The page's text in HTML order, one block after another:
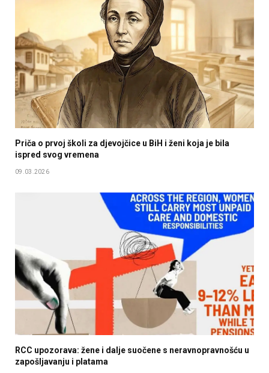
Priča o prvoj školi za djevojčice u BiH i ženi koja je bila
ispred svog vremena
09.03.2026
RCC upozorava: žene i dalje suočene s neravnopravnošću u
zapošljavanju i platama